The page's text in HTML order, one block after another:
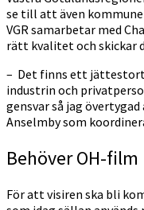
se till att även
VGR samarbetar med
rätt kvalitet och skickar
– Det finns ett jättestort
industrin och
gensvar så jag
Anselmby som
Behöver OH-film
För att visiren ska bli